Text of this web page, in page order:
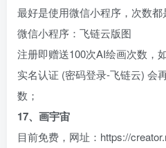
最好是使用微信小程序，次数都
微信小程序：飞链云版图
注册即赠送100次AI绘画次数，
实名认证 (密码登录-飞链云) 会
数；
17、画宇宙
目前免费，网址：https://